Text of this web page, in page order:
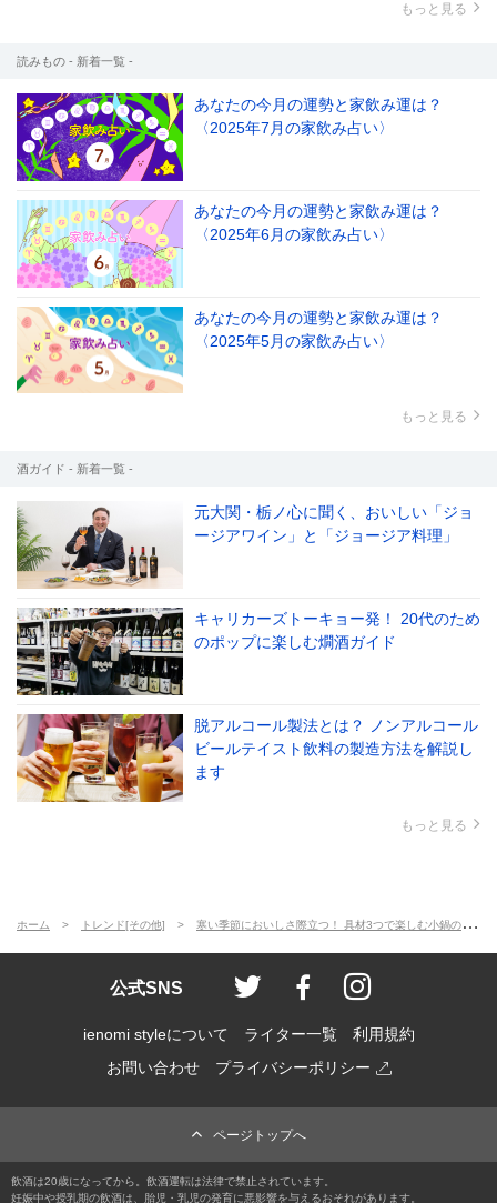
もっと見る
読みもの - 新着一覧 -
あなたの今月の運勢と家飲み運は？
〈2025年7月の家飲み占い〉
あなたの今月の運勢と家飲み運は？
〈2025年6月の家飲み占い〉
あなたの今月の運勢と家飲み運は？
〈2025年5月の家飲み占い〉
もっと見る
酒ガイド - 新着一覧 -
元大関・栃ノ心に聞く、おいしい「ジョ
ージアワイン」と「ジョージア料理」
キャリカーズトーキョー発！ 20代のため
のポップに楽しむ燗酒ガイド
脱アルコール製法とは？ ノンアルコール
ビールテイスト飲料の製造方法を解説し
ます
もっと見る
ホーム トレンド[その他] 寒い季節においしさ際立つ！ 具材3つで楽しむ小鍋のおつまみ3品
公式SNS ienomi style[イ
ienomi style[
ienomi
ienomi styleについて ライター一覧
利用規約
お問い合わせ
プライバシーポリシー
ページトップへ
飲酒は20歳になってから。飲酒運転は法律で禁止されています。
妊娠中や授乳期の飲酒は、胎児・乳児の発育に悪影響を与えるおそれがあります。